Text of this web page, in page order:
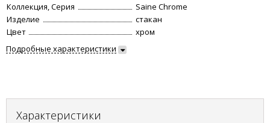
Коллекция, Серия
Saine Chrome
Изделие
стакан
Цвет
хром
Подробные характеристики
Характеристики